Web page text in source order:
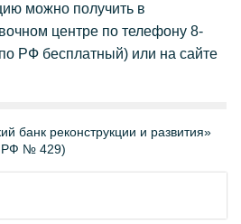
можно получить в
центре по телефону 8-
РФ бесплатный) или на сайте
банк реконструкции и развития»
РФ № 429)